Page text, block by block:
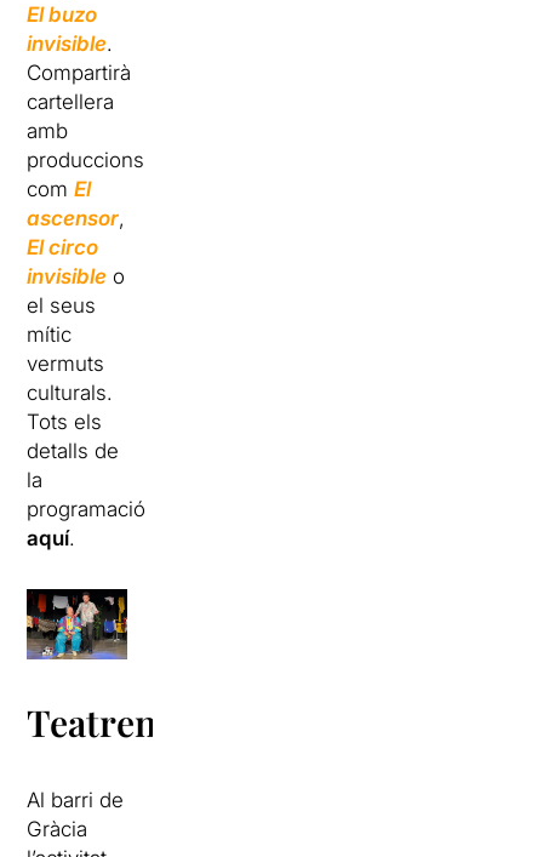
El buzo
invisible.
Compartirà
cartellera
amb
produccions
comEl
ascensor,
El circo
invisible o
el seus
mític
vermuts
culturals.
Tots els
detalls de
la
programació
aquí.
Teatreneu
Al barri de
Gràcia